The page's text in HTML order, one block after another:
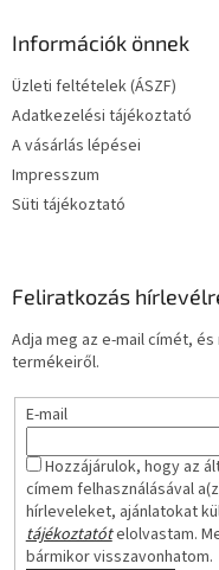
Információk önnek
Üzleti feltételek (ÁSZF)
Adatkezelési tájékoztató
A vásárlás lépései
Impresszum
Süti tájékoztató
Feliratkozás
Adja meg az e-mail címét,
termékeiről.
E-mail
Hozzájárulok, hogy az
címem felhasználásával
hírleveleket, ajánlatokat
tájékoztatótelolvastam.
bármikor visszavonhatom.